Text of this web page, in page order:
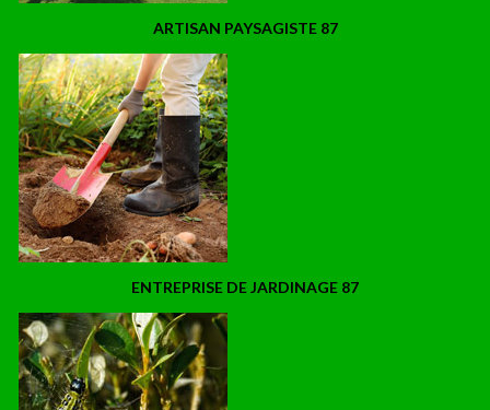
ARTISAN PAYSAGISTE 87
ENTREPRISE DE JARDINAGE 87